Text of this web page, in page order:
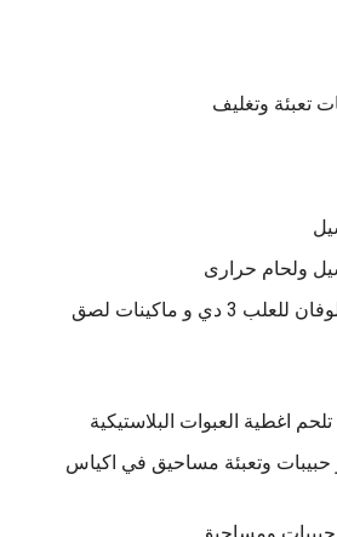
تعبئة وتغليف
ولحام حرارى
ماكينات التغليف بالسلوفان للعلب 3 دي و ماكينات لصق
اغطية العبوات البلاستيكية
حبيبات وتعبئة مساحيق في اكياس